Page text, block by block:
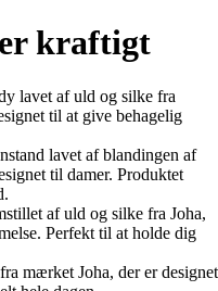
kraftigt
lavet af uld og silke fra
til at give behagelig
lavet af blandingen af
til damer. Produktet
af uld og silke fra Joha,
Perfekt til at holde dig
mærket Joha, der er designet